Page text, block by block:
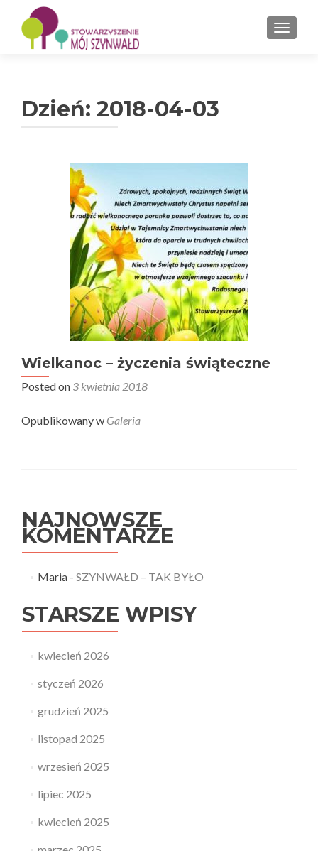
Dzień: 2018-04-03
Wielkanoc – życzenia świąteczne
Posted on 3 kwietnia 2018
Opublikowany w Galeria
NAJNOWSZE
KOMENTARZE
Maria- SZYNWAŁD – TAK BYŁO
STARSZE WPISY
kwiecień 2026
styczeń 2026
grudzień 2025
listopad 2025
wrzesień 2025
lipiec 2025
kwiecień 2025